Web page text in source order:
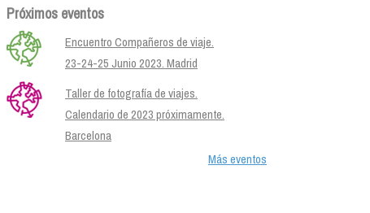
Próximos eventos
Encuentro Compañeros de viaje.
23-24-25 Junio 2023. Madrid
Taller de fotografía de viajes.
Calendario de 2023 próximamente.
Barcelona
Más eventos